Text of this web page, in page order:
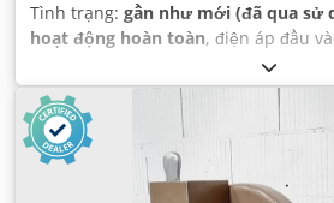
Tình trạng: gần như mới (đã qua sử
hoạt động hoàn toàn, điện áp đầu
, Được chứng nhận
08/2027, loại dòng điện đầu vào:ba
1.500 mm
, tổng chiều rộng: 1.420 mm
1.700 mm
, điện áp điều khiển: 24 V,
yêu cầu về chiều cao: 1.700 mm
,
, chiều rộng yêu cầu: